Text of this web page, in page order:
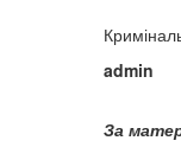
admin
За